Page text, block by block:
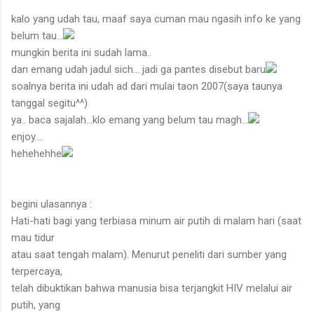
kalo yang udah tau, maaf saya cuman mau ngasih info ke yang
belum tau...
mungkin berita ini sudah lama..
dan emang udah jadul sich... jadi ga pantes disebut baru
soalnya berita ini udah ad dari mulai taon 2007(saya taunya
tanggal segitu^^)
ya.. baca sajalah...klo emang yang belum tau magh...
enjoy....
hehehehhe
begini ulasannya :
Hati-hati bagi yang terbiasa minum air putih di malam hari (saat
mau tidur
atau saat tengah malam). Menurut peneliti dari sumber yang
terpercaya,
telah dibuktikan bahwa manusia bisa terjangkit HIV melalui air
putih, yang